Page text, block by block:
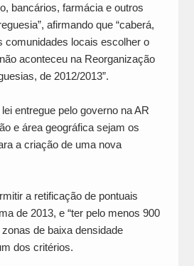
bancários, farmácia e outros
afirmando que “caberá,
comunidades locais escolher o
aconteceu na Reorganização
de 2012/2013”.
entregue pelo governo na AR
e área geográfica sejam os
a criação de uma nova
a retificação de pontuais
de 2013, e “ter pelo menos 900
de baixa densidade
dos critérios.